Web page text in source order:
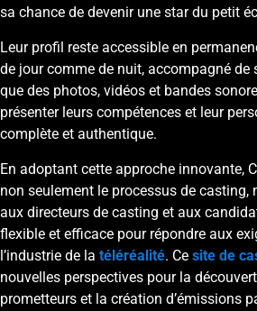
sa chance de devenir une star du petit
Leur profil reste accessible en
de jour comme de nuit, accompagné de
que des photos, vidéos et bandes
présenter leurs compétences et leur
complète et authentique.
En adoptant cette approche innovante,
non seulement le processus de
aux directeurs de casting et aux
flexible et efficace pour répondre aux
l’industrie de la téléréalité. Ce site de
nouvelles perspectives pour la
prometteurs et la création d’émissions